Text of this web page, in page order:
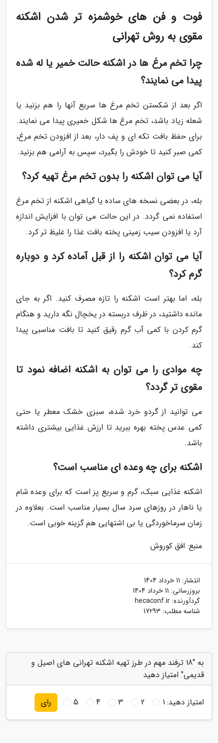
فوت و فن های خوشمزه تر شدن اشکنه
مقوی به روش تهرانی
چرا تخم مرغ ها در اشکنه حالت خمیر یا له شده
پیدا می نمایند؟
اگر بعد از شکستن تخم مرغ ها سریع آنها را هم بزنید یا
شعله زیاد باشد، تخم مرغ ها شکل خمیری پیدا می نمایند.
برای حفظ بافت تکه ای و پف دار، بعد از افزودن تخم مرغ،
کمی صبر کنید تا خودش را بگیرد، سپس به آرامی هم بزنید.
آیا می توان اشکنه را بدون تخم مرغ تهیه کرد؟
بله، در بعضی نسخه های ساده یا گیاهی اشکنه از تخم مرغ
استفاده نمی گردد. در این حالت می توان با افزایش اندازه
آرد یا افزودن سیب زمینی پخته بافت غذا را غلیظ تر کرد.
آیا می توان اشکنه را از قبل آماده کرد و دوباره
گرم کرد؟
بله، اما بهتر است اشکنه را تازه مصرف کنید. اگر به جای
مانده داشتید، در ظرف دربسته در یخچال نگه دارید و هنگام
گرم کردن با کمی آب گرم رقیق کنید تا بافت مناسبی پیدا
کند.
چه موادی را می توان به اشکنه اضافه نمود تا
مقوی تر گردد؟
می توانید از گردو خرد شده، سبزی خشک معطر یا حتی
کمی عدس پخته بهره ببرید تا ارزش غذایی بیشتری داشته
باشد.
اشکنه برای چه وعده ای مناسب است؟
اشکنه غذایی سبک، گرم و سریع پز است که برای وعده شام
یا ناهار در روزهای سرد سال بسیار مناسب است. بعلاوه در
زمان سرماخوردگی یا بی اشتهایی هم گزینه خوبی است.
منبع: افق کوروش
انتشار: 11 خرداد 1404
بروزرسانی: 11 خرداد 1404
گردآورنده: hecaconf.ir
شناسه مطلب: 17293
به "18 ترفند مهم در طرز تهیه اشکنه تهرانی های اصیل و
قدیمی" امتیاز دهید
امتیاز دهید:1
2
3
4
5 رای